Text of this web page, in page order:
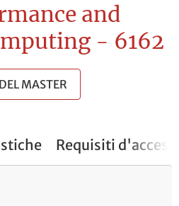
and
- 6162
MASTER
Requisiti